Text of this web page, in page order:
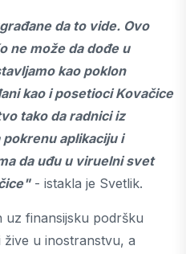
da to vide. Ovo
ne može da dođe u
kao poklon
kao i posetioci Kovačice
tako da radnici iz
aplikaciju i
da uđu u viruelni svet
- istakla je Svetlik.
finansijsku podršku
žive u inostranstvu, a